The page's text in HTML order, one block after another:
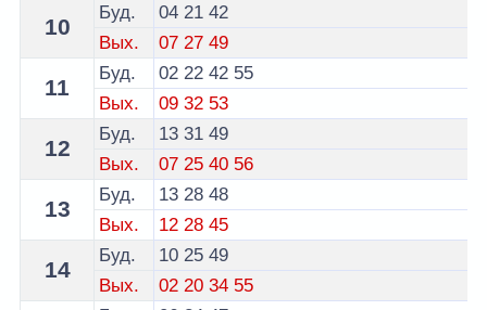
10
Буд. 04 21 42
Вых.
07 27 49
11
Буд. 02 22 42 55
Вых.
09 32 53
12
Буд. 13 31 49
Вых.
07 25 40 56
13
Буд. 13 28 48
Вых.
12 28 45
14
Буд. 10 25 49
Вых.
02 20 34 55